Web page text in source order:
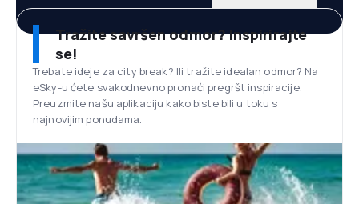
Tražite savršen odmor? Inspirirajte
se!
Trebate ideje za city break? Ili tražite idealan odmor? Na
eSky-u ćete svakodnevno pronaći pregršt inspiracije.
Preuzmite našu aplikaciju kako biste bili u toku s
najnovijim ponudama.